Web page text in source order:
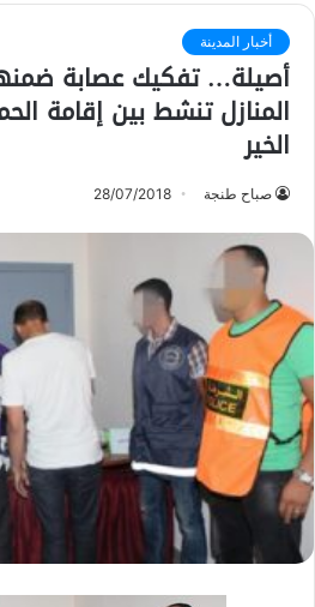
أخبار المدينة
أصيلة… تفكيك عصابة
المنازل تنشط بين إقامة
الخير
صباح طنجة 28/07/2018